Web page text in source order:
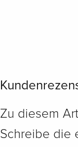
Zu diesem
Schreibe die